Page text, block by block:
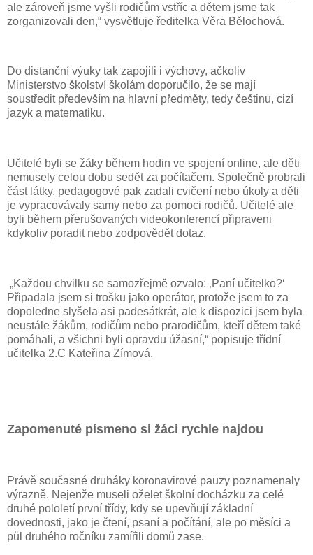
ale zároveň jsme vyšli rodičům vstříc a dětem jsme tak
zorganizovali den,“ vysvětluje ředitelka Věra Bělochová.
Do distanční výuky tak zapojili i výchovy, ačkoliv
Ministerstvo školství školám doporučilo, že se mají
soustředit především na hlavní předměty, tedy češtinu, cizí
jazyk a matematiku.
Učitelé byli se žáky během hodin ve spojení online, ale děti
nemusely celou dobu sedět za počítačem. Společně probrali
část látky, pedagogové pak zadali cvičení nebo úkoly a děti
je vypracovávaly samy nebo za pomoci rodičů. Učitelé ale
byli během přerušovaných videokonferencí připraveni
kdykoliv poradit nebo zodpovědět dotaz.
„Každou chvilku se samozřejmě ozvalo: ‚Paní učitelko?‘
Připadala jsem si trošku jako operátor, protože jsem to za
dopoledne slyšela asi padesátkrát, ale k dispozici jsem byla
neustále žákům, rodičům nebo prarodičům, kteří dětem také
pomáhali, a všichni byli opravdu úžasní,“ popisuje třídní
učitelka 2.C Kateřina Zímová.
Zapomenuté písmeno si žáci rychle najdou
Právě současné druháky koronavirové pauzy poznamenaly
výrazně. Nejenže museli oželet školní docházku za celé
druhé pololetí první třídy, kdy se upevňují základní
dovednosti, jako je čtení, psaní a počítání, ale po měsíci a
půl druhého ročníku zamířili domů zase.